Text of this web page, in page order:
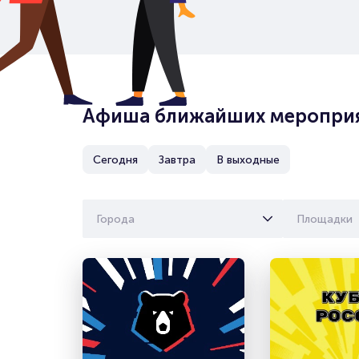
Афиша ближайших
Сегодня Завтра В выходные
Города Площадки